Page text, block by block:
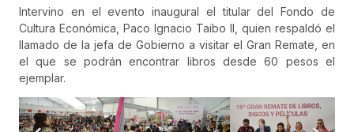
Intervino en el evento inaugural el titular del Fondo de
Cultura Económica, Paco Ignacio Taibo II, quien respaldó el
llamado de la jefa de Gobierno a visitar el Gran Remate, en
el que se podrán encontrar libros desde 60 pesos el
ejemplar.